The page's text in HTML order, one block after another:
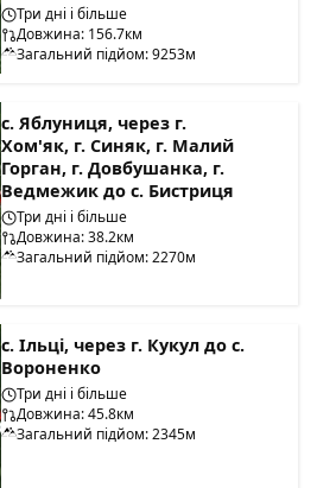
Три дні і більше
Довжина: 156.7км
Загальний підйом: 9253м
с. Яблуниця, через г.
Хом'як, г. Синяк, г. Малий
Горган, г. Довбушанка, г.
Ведмежик до с. Бистриця
Три дні і більше
Довжина: 38.2км
Загальний підйом: 2270м
с. Ільці, через г. Кукул до с.
Вороненко
Три дні і більше
Довжина: 45.8км
Загальний підйом: 2345м